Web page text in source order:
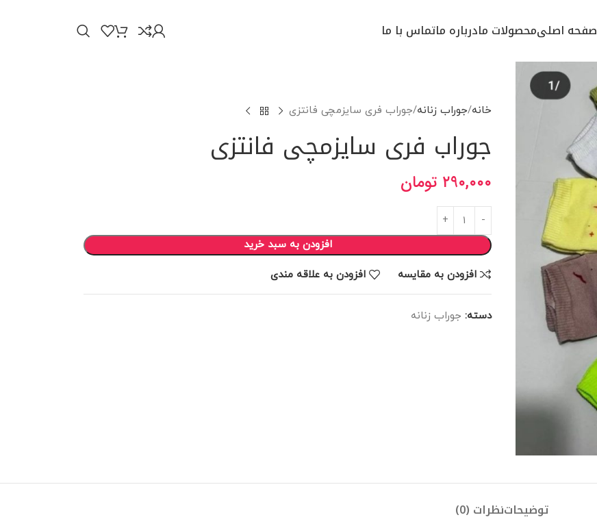
صفحه اصلیمحصولات مادرباره ماتماس با ما
خانه جوراب زنانه جوراب فری سایزمچی فانتزی
جوراب فری سایزمچی فانتزی
۲۹۰,۰۰۰ تومان
افزودن به سبد خرید
افزودن به مقایسه افزودن به علاقه مندی
دسته: جوراب زنانه
توضیحاتنظرات (0)